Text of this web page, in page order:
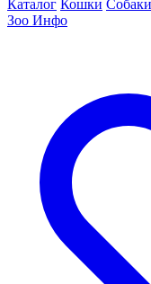
Каталог Кошки Собаки
Зоо Инфо